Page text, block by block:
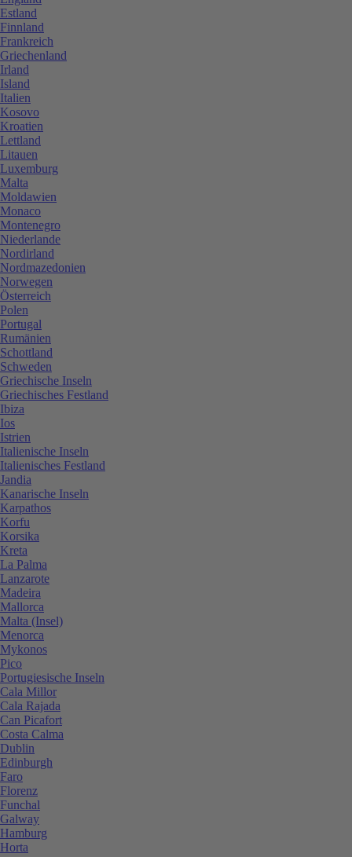
Estland
Finnland
Frankreich
Griechenland
Irland
Island
Italien
Kosovo
Kroatien
Lettland
Litauen
Luxemburg
Malta
Moldawien
Monaco
Montenegro
Niederlande
Nordirland
Nordmazedonien
Norwegen
Österreich
Polen
Portugal
Rumänien
Schottland
Schweden
Griechische Inseln
Griechisches Festland
Ibiza
Ios
Istrien
Italienische Inseln
Italienisches Festland
Jandia
Kanarische Inseln
Karpathos
Korfu
Korsika
Kreta
La Palma
Lanzarote
Madeira
Mallorca
Malta (Insel)
Menorca
Mykonos
Pico
Portugiesische Inseln
Cala Millor
Cala Rajada
Can Picafort
Costa Calma
Dublin
Edinburgh
Faro
Florenz
Funchal
Galway
Hamburg
Horta